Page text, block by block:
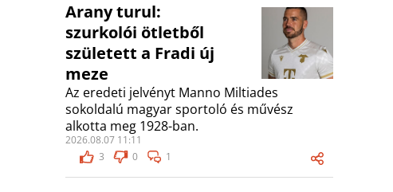
Arany turul:
szurkolói ötletből
született a Fradi új
meze
Az eredeti jelvényt Manno Miltiades
sokoldalú magyar sportoló és művész
alkotta meg 1928-ban.
2026.08.07 11:11
3
0 1